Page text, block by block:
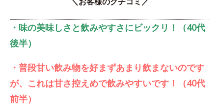
・味の美味しさと飲みやすさにビックリ！（40代
後半）
・普段甘い飲み物を好まずあまり飲まないのです
が、これは甘さ控えめで飲みやすいです！（40代
前半）